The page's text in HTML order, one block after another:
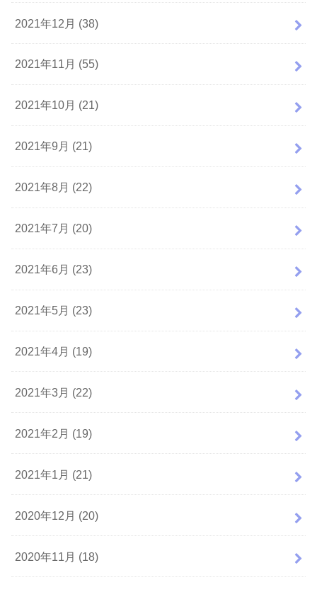
2021年12月 (38)
2021年11月 (55)
2021年10月 (21)
2021年9月 (21)
2021年8月 (22)
2021年7月 (20)
2021年6月 (23)
2021年5月 (23)
2021年4月 (19)
2021年3月 (22)
2021年2月 (19)
2021年1月 (21)
2020年12月 (20)
2020年11月 (18)